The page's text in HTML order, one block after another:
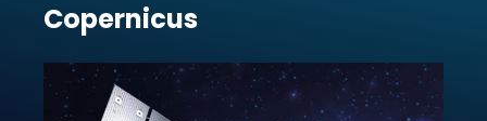
Copernicus